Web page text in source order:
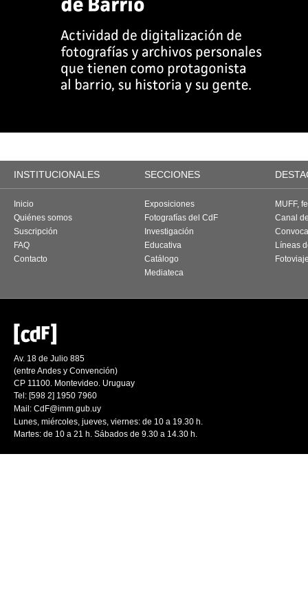
INSTITUCIONALES SECCIONES
Inicio
Quiénes somos
Suscripción
FAQ
Contacto
Exposiciones
Fotografías del CdF
Investigación
Educativa
Catálogo
Mediateca
MUFF,
Canal
Líneas
Av. 18 de Julio 885
(entre Andes y Convención)
CP 11100. Montevideo. Uruguay
Tel: [598 2] 1950 7960
Mail: CdF@imm.gub.uy
Lunes, miércoles, jueves, viernes: de 10 a 19.30 h.
Martes: de 10 a 21 h. Sábados de 9.30 a 14.30 h.